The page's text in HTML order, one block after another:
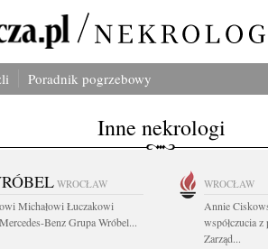
Poradnik pogrzebowy
Inne nekrologi
WROCŁAW
Michałowi Łuczakowi
Benz Grupa Wróbel...
WROCŁAW
Annie
współczucia
Zarząd...